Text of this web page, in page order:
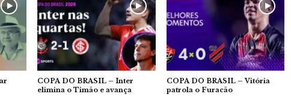
COPA DO BRASIL – Inter
elimina o Timão e avança
COPA DO BRASIL – Vitória
patrola o Furacão